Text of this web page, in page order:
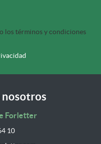
los términos y condiciones
nosotros
Forletter
10